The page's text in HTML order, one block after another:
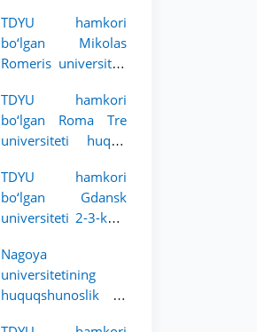
bosqich talabalari
uchun akademik
mobillik dasturini
TDYU hamkori
bo‘lgan Mikolas
Romeris universiteti
uchun akademik
mobillik dasturini
e’lon qildi
TDYU hamkori
bo‘lgan Roma Tre
universiteti huquq
talabalari uchun
akademik mobillik
dasturini e’lon qildi
TDYU hamkori
bo‘lgan Gdansk
universiteti 2-3-kurs
akademik mobillik
dasturini e’lon qildi
Nagoya
universitetining
huquqshunoslik va